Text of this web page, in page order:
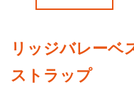
リッジバレーベ
ストラップ